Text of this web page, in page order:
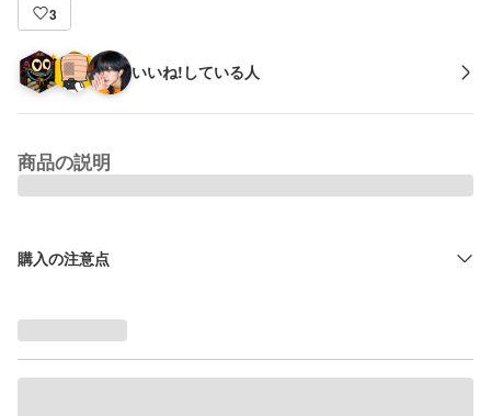
3
いいね!している人
商品の説明
購入の注意点